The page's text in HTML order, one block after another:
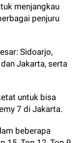
menjangkau
penjuru
Sidoarjo,
Jakarta, serta
untuk bisa
7 di Jakarta.
beberapa